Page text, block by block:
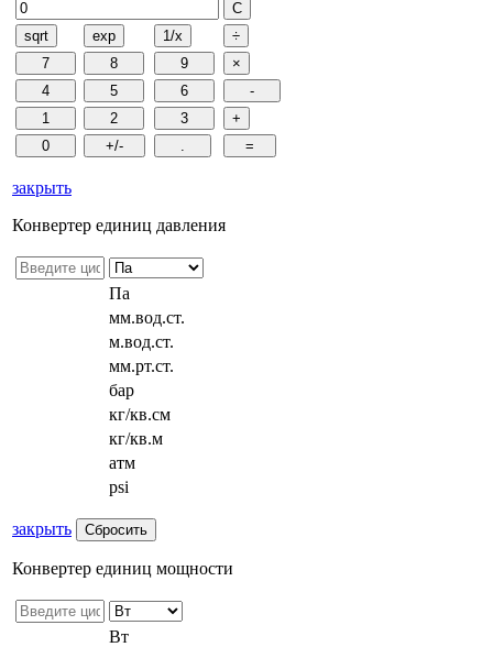
закрыть
Конвертер единиц давления
Па
мм.вод.ст.
м.вод.ст.
мм.рт.ст.
бар
кг/кв.см
кг/кв.м
атм
psi
закрыть
Конвертер единиц мощности
Вт